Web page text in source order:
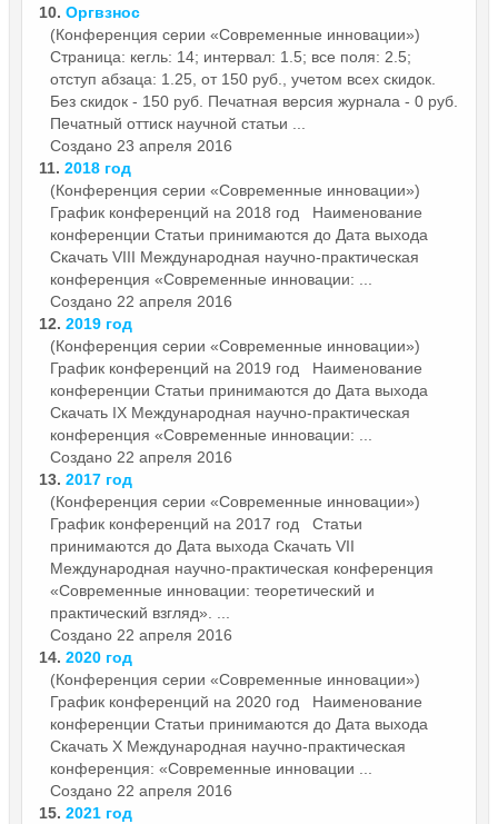
10. Оргвзнос
(Конференция серии «Современные инновации»)
Страница: кегль: 14; интервал: 1.5; все поля: 2.5;
отступ абзаца: 1.25, от 150 руб., учетом всех скидок.
Без скидок - 150 руб. Печатная версия журнала - 0 руб.
Печатный оттиск научной статьи ...
Создано 23 апреля 2016
11. 2018 год
(Конференция серии «Современные инновации»)
График конференций на 2018 год Наименование
конференции Статьи принимаются до Дата выхода
Скачать VIII Международная научно-практическая
конференция «Современные инновации: ...
Создано 22 апреля 2016
12. 2019 год
(Конференция серии «Современные инновации»)
График конференций на 2019 год Наименование
конференции Статьи принимаются до Дата выхода
Скачать IX Международная научно-практическая
конференция «Современные инновации: ...
Создано 22 апреля 2016
13. 2017 год
(Конференция серии «Современные инновации»)
График конференций на 2017 год Статьи
принимаются до Дата выхода Скачать VII
Международная научно-практическая конференция
«Современные инновации: теоретический и
практический взгляд». ...
Создано 22 апреля 2016
14. 2020 год
(Конференция серии «Современные инновации»)
График конференций на 2020 год Наименование
конференции Статьи принимаются до Дата выхода
Скачать X Международная научно-практическая
конференция: «Современные инновации ...
Создано 22 апреля 2016
15. 2021 год